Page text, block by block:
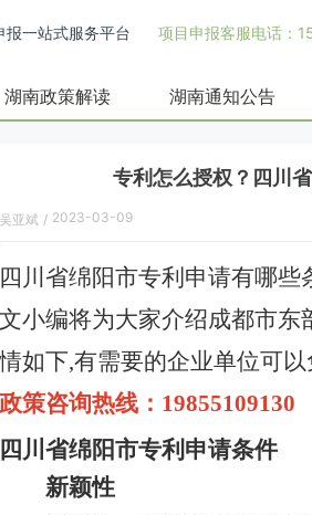
报一站式服务平台 项目申报客服电话：
湖南政策解读 湖南通知公告
专利怎么授权？四川
吴亚斌 / 2023-03-09
四川省绵阳市专利申请有哪
文小编将为大家介绍成都市
情如下,有需要的企业单位可
政策咨询热线： 19855109130
四川省绵阳市专利申请条件
新颖性